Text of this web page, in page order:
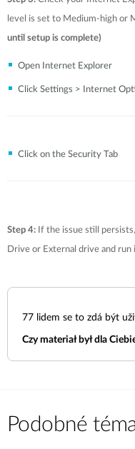
level is set to Medium-high or
until setup is complete)
Open Internet Explorer
Click Settings > Internet
Click on the Security Tab
Step 4: If the issue still
Drive or External drive and
77 lidem se to zdá být
Czy materiał był dla
Podobné